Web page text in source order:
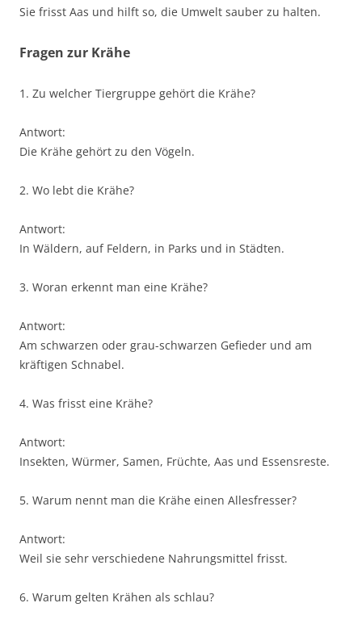
Sie frisst Aas und hilft so, die Umwelt sauber zu halten.
Fragen zur Krähe
1. Zu welcher Tiergruppe gehört die Krähe?
Antwort:
Die Krähe gehört zu den Vögeln.
2. Wo lebt die Krähe?
Antwort:
In Wäldern, auf Feldern, in Parks und in Städten.
3. Woran erkennt man eine Krähe?
Antwort:
Am schwarzen oder grau-schwarzen Gefieder und am
kräftigen Schnabel.
4. Was frisst eine Krähe?
Antwort:
Insekten, Würmer, Samen, Früchte, Aas und Essensreste.
5. Warum nennt man die Krähe einen Allesfresser?
Antwort:
Weil sie sehr verschiedene Nahrungsmittel frisst.
6. Warum gelten Krähen als schlau?